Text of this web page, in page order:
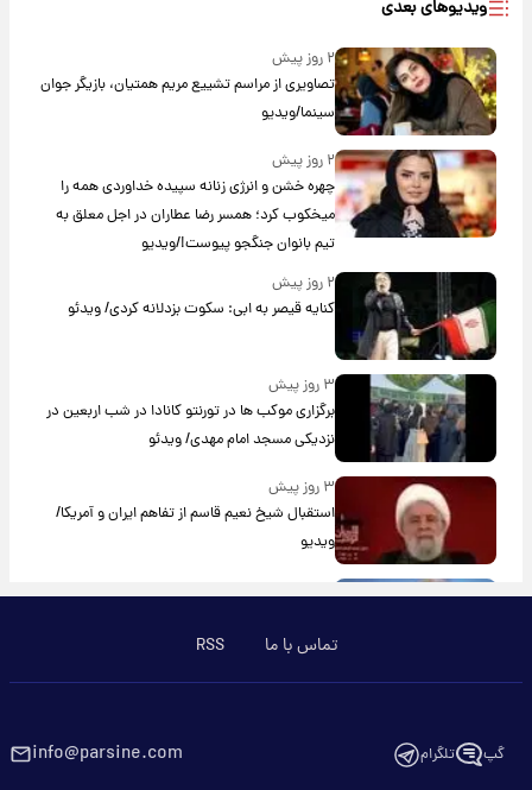
ویدیوهای بعدی
۲ روز پیش
تصاویری از مراسم تشییع مریم همتیان، بازیگر جوان
سینما/ویدیو
۲ روز پیش
چهره خشن و انرژی زنانه سپیده خداوردی همه را
میخکوب کرد؛ همسر رضا عطاران در اجل معلق به
تیم بانوان جنگجو پیوست!/ویدیو
۲ روز پیش
کنایه قیصر به ابی: سکوت بزدلانه کردی/ ویدئو
۳ روز پیش
برگزاری موکب ها در تورنتو کانادا در شب اربعین در
نزدیکی مسجد امام مهدی/ ویدئو
۳ روز پیش
استقبال شیخ نعیم قاسم از تفاهم ایران و آمریکا/
ویدیو
تماس با ما RSS
گپ تلگرام info@parsine.com